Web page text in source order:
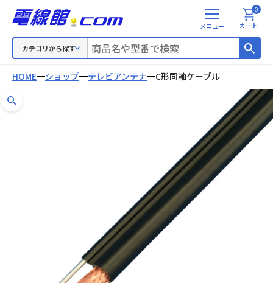
カテゴリから探す
メ
ニ
カート
0
HOME ショップ テレビアンテナ C形同軸ケーブル